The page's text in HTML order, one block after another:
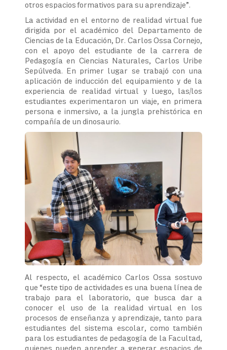
otros espacios formativos para su aprendizaje”.
La actividad en el entorno de realidad virtual fue
dirigida por el académico del Departamento de
Ciencias de la Educación, Dr. Carlos Ossa Cornejo,
con el apoyo del estudiante de la carrera de
Pedagogía en Ciencias Naturales, Carlos Uribe
Sepúlveda. En primer lugar se trabajó con una
aplicación de inducción del equipamiento y de la
experiencia de realidad virtual y luego, las/los
estudiantes experimentaron un viaje, en primera
persona e inmersivo, a la jungla prehistórica en
compañía de un dinosaurio.
Al respecto, el académico Carlos Ossa sostuvo
que “este tipo de actividades es una buena línea de
trabajo para el laboratorio, que busca dar a
conocer el uso de la realidad virtual en los
procesos de enseñanza y aprendizaje, tanto para
estudiantes del sistema escolar, como también
para los estudiantes de pedagogía de la Facultad,
quienes pueden aprender a generar espacios de